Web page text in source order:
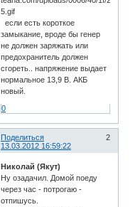
если есть короткое
замыкание, вроде бы генер
не должен заряжать или
предохранитель должен
сгореть.. напряжение выдает
нормальное 13,9 В. АКБ
новый.
0
Поделиться
2
13.03.2012 16:59:22
Николай (Якут)
Ну озадачил. Домой поеду
через час - потрогаю -
отпишусь.